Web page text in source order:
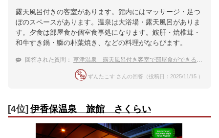
露天風呂付きの客室があります。館内にはマッサージ・足つ
ぼのスペースがあります。温泉は大浴場・露天風呂がありま
す。夕食は部屋食か個室食事処になります。鮟肝・焼椎茸・
和牛すき鍋・鰤の朴葉焼き、などの料理がならびます。
回答された質問： 草津温泉 露天風呂付き客室で部屋食ができるおすすめ宿は？
ずんたこす さんの回答（投稿日：2025/11/15 ）
[4位]伊香保温泉 旅館 さくらい